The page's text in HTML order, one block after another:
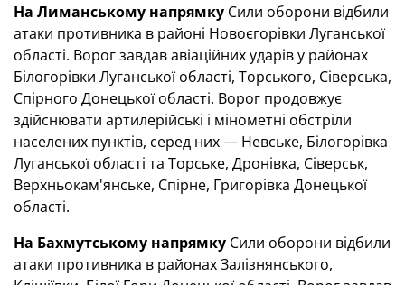
На Лиманському напрямку Сили оборони відбили
атаки противника в районі Новоєгорівки Луганської
області. Ворог завдав авіаційних ударів у районах
Білогорівки Луганської області, Торського, Сіверська,
Спірного Донецької області. Ворог продовжує
здійснювати артилерійські і мінометні обстріли
населених пунктів, серед них — Невське, Білогорівка
Луганської області та Торське, Дронівка, Сіверськ,
Верхньокам'янське, Спірне, Григорівка Донецької
області.
На Бахмутському напрямку Сили оборони відбили
атаки противника в районах Залізнянського,